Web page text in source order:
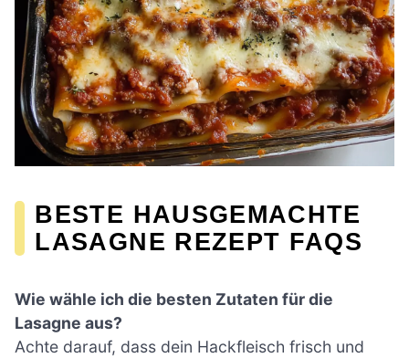
BESTE HAUSGEMACHTE
LASAGNE REZEPT FAQS
Wie wähle ich die besten Zutaten für die
Lasagne aus?
Achte darauf, dass dein Hackfleisch frisch und